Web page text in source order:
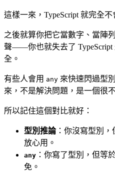
這樣一來，TypeScript 就完全
之後就算你把它當數字、當陣
聲——你也就失去了 TypeScript
全。
有些人會用 any 來快速閃過型
來，不是解決問題，是一個很
所以記住這個對比就好：
型別推論：你沒寫型別
放心用。
any ：你寫了型別，但等
免。